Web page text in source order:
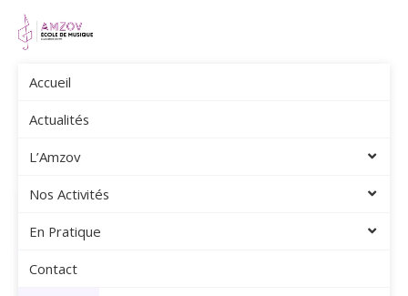
Accueil
Actualités
L’Amzov
Nos Activités
En Pratique
Contact